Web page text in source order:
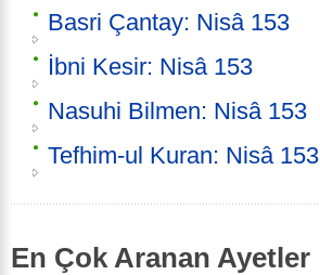
Basri Çantay: Nisâ 153
İbni Kesir: Nisâ 153
Nasuhi Bilmen: Nisâ 153
Tefhim-ul Kuran: Nisâ 153
En Çok Aranan Ayetler